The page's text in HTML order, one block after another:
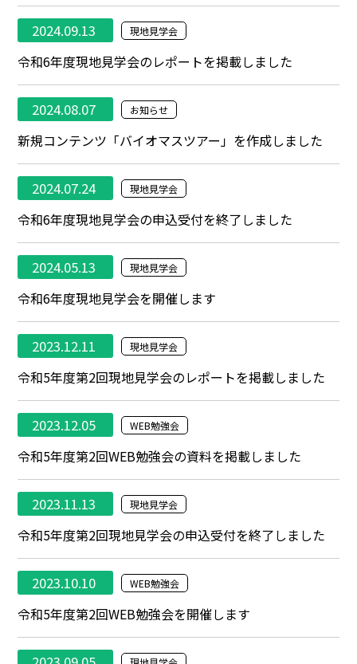
2024.09.13 現地見学会
令和6年度現地見学会のレポートを掲載しました
2024.08.07 お知らせ
新規コンテンツ「バイオマスツアー」を作成しました
2024.07.24 現地見学会
令和6年度現地見学会の申込受付を終了しました
2024.05.13 現地見学会
令和6年度現地見学会を開催します
2023.12.11 現地見学会
令和5年度第2回現地見学会のレポートを掲載しました
2023.12.05 WEB勉強会
令和5年度第2回WEB勉強会の資料を掲載しました
2023.11.13 現地見学会
令和5年度第2回現地見学会の申込受付を終了しました
2023.10.10 WEB勉強会
令和5年度第2回WEB勉強会を開催します